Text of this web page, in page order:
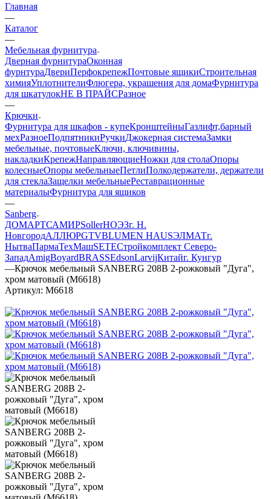
Главная
—
Каталог
—
Мебельная фурнитура
Дверная фурнитураОконная
фурнтураДвериПерфокрепежПочтовые ящикиСтроительная
химияУплотнителиФлюгера, украшения для домаФурнитура
для шкатулокНЕ В ПРАЙСРазное
—
Крючки
Фурнитура для шкафов - купеКронштейныГазлифт,барный
мехРазноеПодпятникиРучкиДжокерная системаЗамки
мебельные, почтовыеКлючи, ключивины,
накладкиКрепежНаправляющиеНожки для столаОпоры
колесныеОпоры мебельныеПетлиПолкодержатели, держатели
для стеклаЗащелки мебельныеРеставрационные
материалыФурнитура для ящиков
—
Sanberg
ДОМАРТСАМИРSollerНОЭЗг. Н.
НовгородАЛЛЮРGTVBLUMEN HAUSЭЛМАТг.
НытваПармаТехМашSETEСтройкомплект Северо-
ЗападAmigBoyardBRASSEdsonLarvijКитайг. Кунгур
—Крючок мебельный SANBERG 208В 2-рожковый "Дуга",
хром матовый (М6618)
Артикул: М6618